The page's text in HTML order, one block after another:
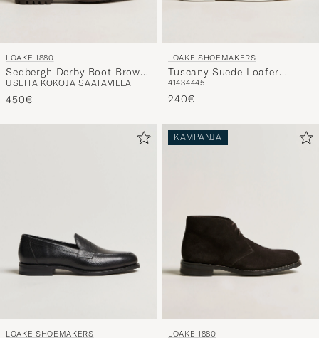
LOAKE 1880
Sedbergh Derby Boot Brown
Grain Calf
USEITA KOKOJA SAATAVILLA
450€
LOAKE SHOEMAKERS
Tuscany Suede Loafer
Chestnut
41434445
240€
LOAKE SHOEMAKERS
KAMPANJA
LOAKE 1880